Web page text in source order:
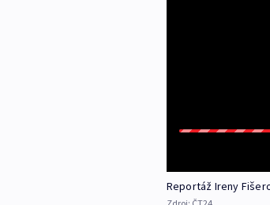
Reportáž Ireny